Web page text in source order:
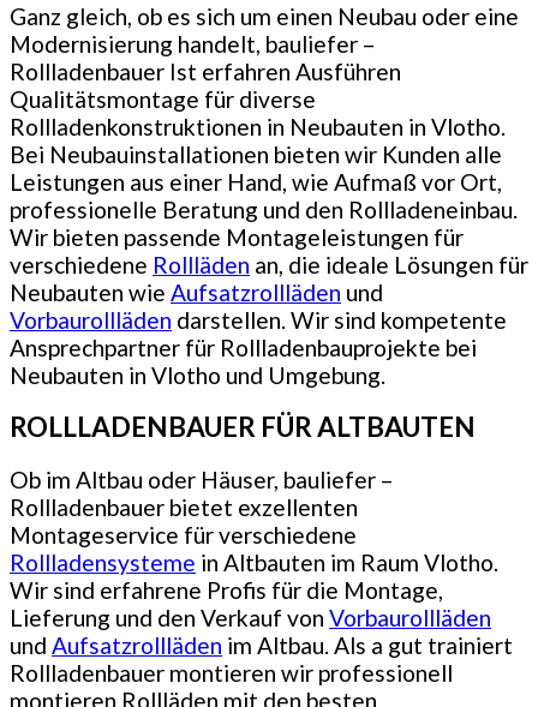
Ganz gleich, ob es sich um einen Neubau oder eine
Modernisierung handelt, bauliefer –
Rollladenbauer Ist erfahren Ausführen
Qualitätsmontage für diverse
Rollladenkonstruktionen in Neubauten in Vlotho.
Bei Neubauinstallationen bieten wir Kunden alle
Leistungen aus einer Hand, wie Aufmaß vor Ort,
professionelle Beratung und den Rollladeneinbau.
Wir bieten passende Montageleistungen für
verschiedene Rollläden an, die ideale Lösungen für
Neubauten wie Aufsatzrollläden und
Vorbaurollläden darstellen. Wir sind kompetente
Ansprechpartner für Rollladenbauprojekte bei
Neubauten in Vlotho und Umgebung.
ROLLLADENBAUER FÜR ALTBAUTEN
Ob im Altbau oder Häuser, bauliefer –
Rollladenbauer bietet exzellenten
Montageservice für verschiedene
Rollladensysteme in Altbauten im Raum Vlotho.
Wir sind erfahrene Profis für die Montage,
Lieferung und den Verkauf von Vorbaurollläden
und Aufsatzrollläden im Altbau. Als a gut trainiert
Rollladenbauer montieren wir professionell
montieren Rollläden mit den besten